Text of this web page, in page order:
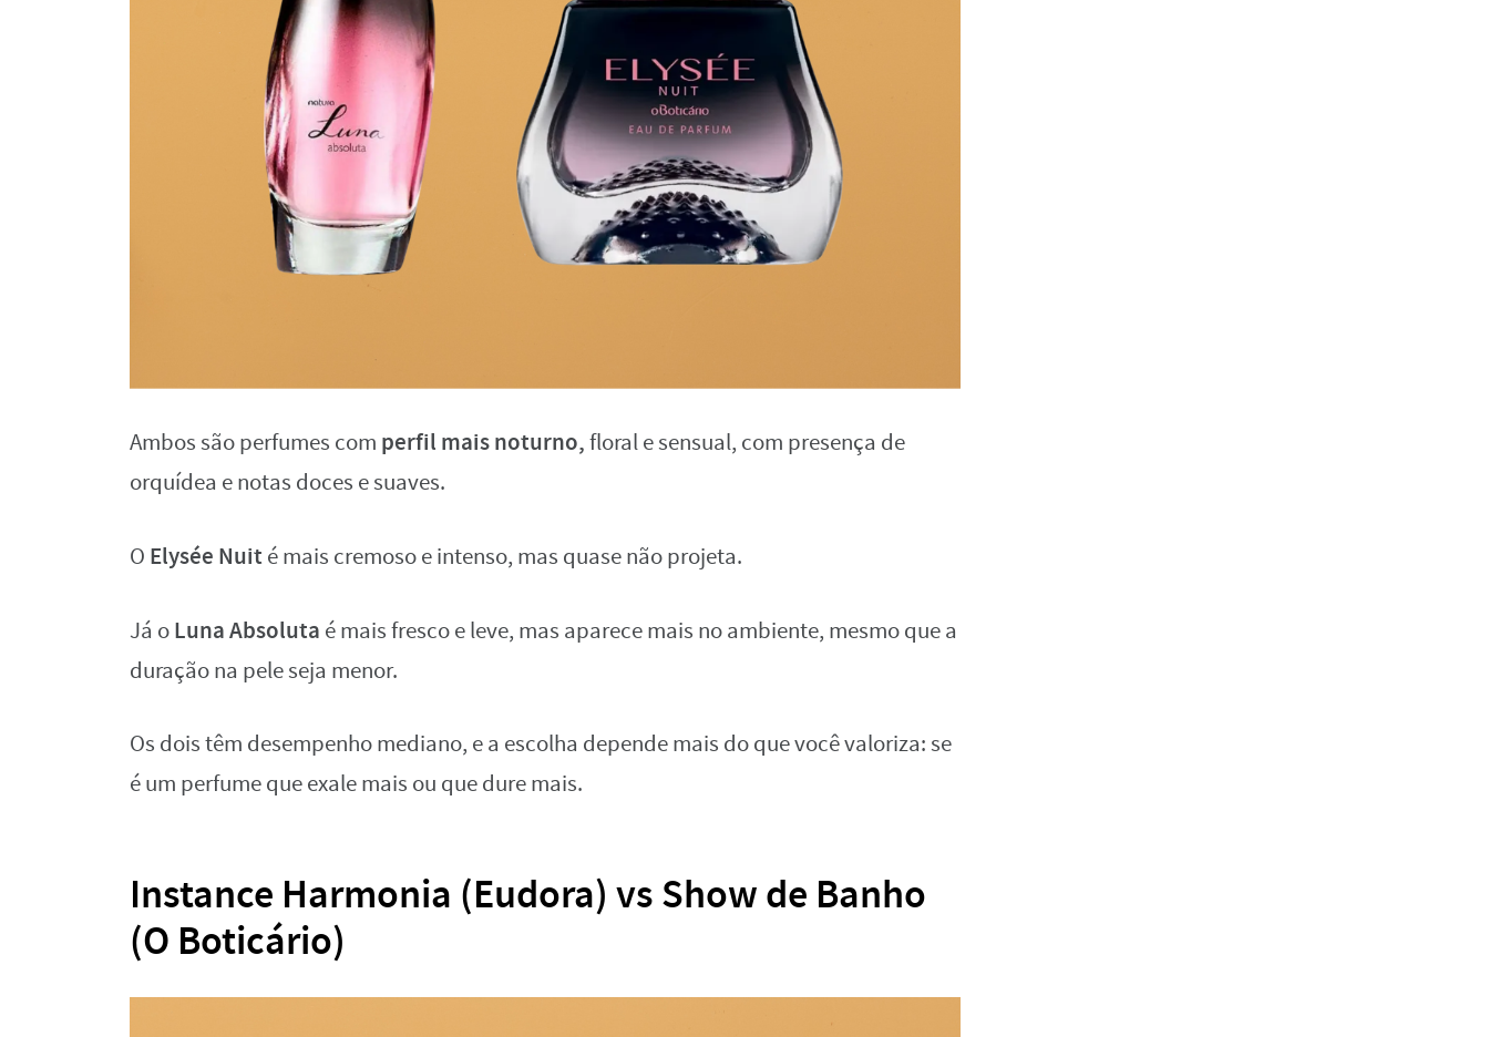
Ambos são perfumes com perfil mais noturno,floral e sensual, com presença de
orquídea e notas doces e suaves.
O Elysée Nuit é mais cremoso e intenso, mas quase não projeta.
Já oLuna Absoluta é mais fresco e leve, mas aparece mais no ambiente, mesmo que a
duração na pele seja menor.
Os dois têm desempenho mediano, e a escolha depende mais do que você valoriza: se
é um perfume que exale mais ou que dure mais.
Instance Harmonia (Eudora) vs Show de Banho
(O Boticário)